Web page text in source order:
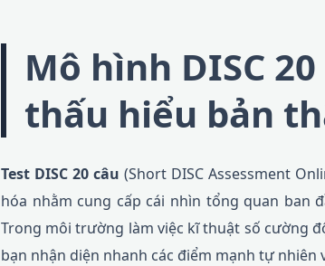
Mô hình DISC
thấu hiểu bản
Test DISC 20 câu (Short DISC Assessment
hóa nhằm cung cấp cái nhìn tổng quan ban
Trong môi trường làm việc kĩ thuật số cường
bạn nhận diện nhanh các điểm mạnh tự